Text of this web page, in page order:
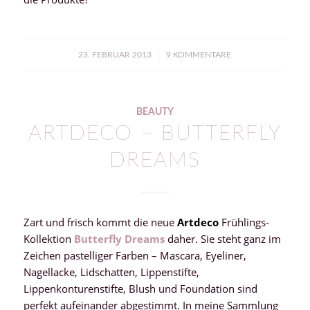
23. FEBRUAR 2013
/ 9 KOMMENTARE
BEAUTY
ARTDECO – BUTTERFLY
DREAMS
Zart und frisch kommt die neueArtdecoFrühlings-
Kollektion Butterfly Dreams daher. Sie steht ganz im
Zeichen pastelliger Farben – Mascara, Eyeliner,
Nagellacke, Lidschatten, Lippenstifte,
Lippenkonturenstifte, Blush und Foundation sind
perfekt aufeinander abgestimmt. In meine Sammlung